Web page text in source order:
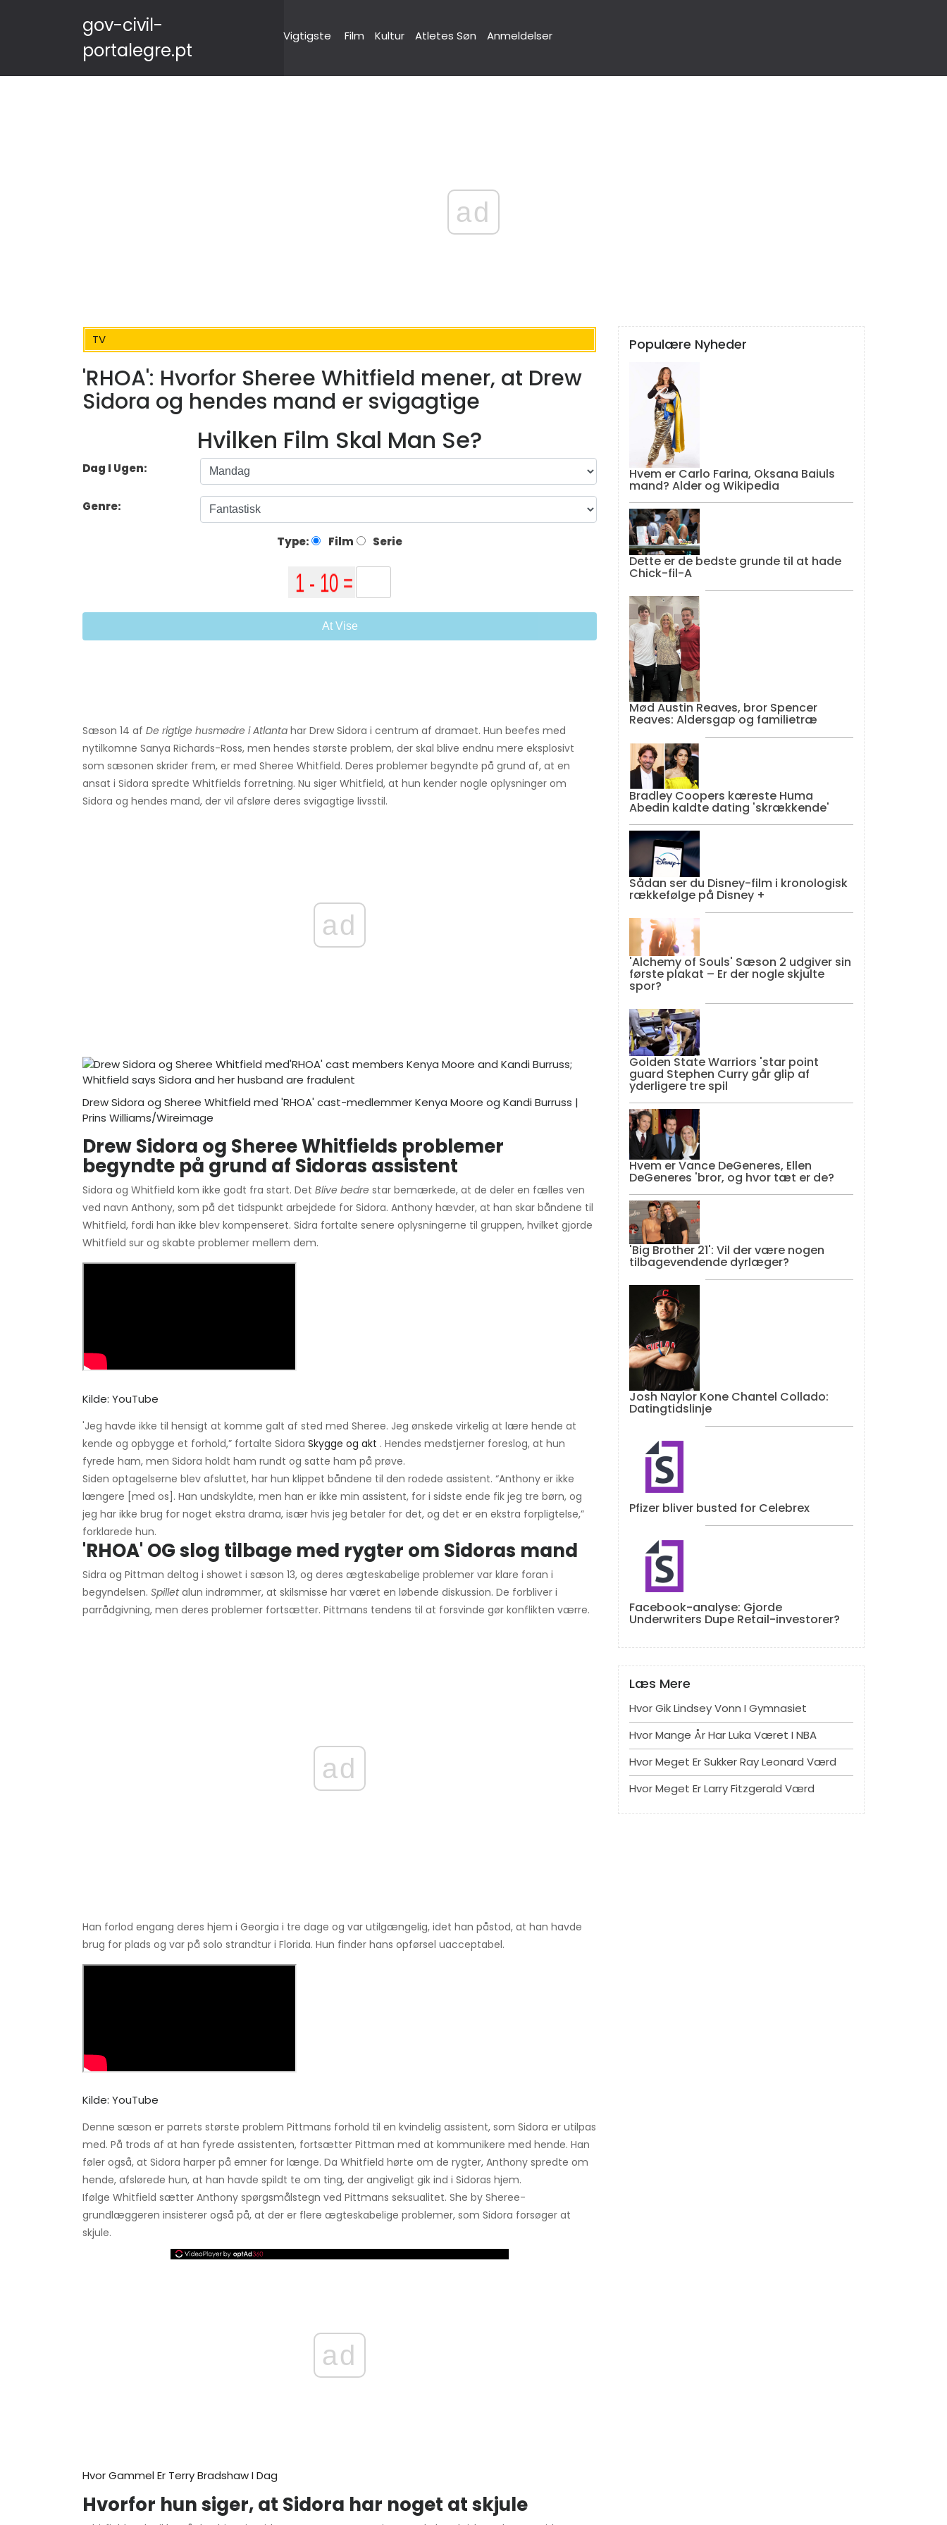
gov-civil-
portalegre.pt
Vigtigste Film Kultur Atletes Søn Anmeldelser
ad
TV
'RHOA': Hvorfor Sheree Whitfield mener, at Drew
Sidora og hendes mand er svigagtige
Hvilken Film Skal Man Se?
Dag I Ugen:
Genre:
Type: Film Serie
At Vise
Sæson 14 af De rigtige husmødre i Atlanta har Drew Sidora i centrum af dramaet. Hun beefes med
nytilkomne Sanya Richards-Ross, men hendes største problem, der skal blive endnu mere eksplosivt
som sæsonen skrider frem, er med Sheree Whitfield. Deres problemer begyndte på grund af, at en
ansat i Sidora spredte Whitfields forretning. Nu siger Whitfield, at hun kender nogle oplysninger om
Sidora og hendes mand, der vil afsløre deres svigagtige livsstil.
ad
Drew Sidora og Sheree Whitfield med 'RHOA' cast-medlemmer Kenya Moore og Kandi Burruss |
Prins Williams/Wireimage
Drew Sidora og Sheree Whitfields problemer
begyndte på grund af Sidoras assistent
Sidora og Whitfield kom ikke godt fra start. Det Blive bedre star bemærkede, at de deler en fælles ven
ved navn Anthony, som på det tidspunkt arbejdede for Sidora. Anthony hævder, at han skar båndene til
Whitfield, fordi han ikke blev kompenseret. Sidra fortalte senere oplysningerne til gruppen, hvilket gjorde
Whitfield sur og skabte problemer mellem dem.
Kilde: YouTube
'Jeg havde ikke til hensigt at komme galt af sted med Sheree. Jeg ønskede virkelig at lære hende at
kende og opbygge et forhold,” fortalte Sidora Skygge og akt . Hendes medstjerner foreslog, at hun
fyrede ham, men Sidora holdt ham rundt og satte ham på prøve.
Siden optagelserne blev afsluttet, har hun klippet båndene til den rodede assistent. “Anthony er ikke
længere [med os]. Han undskyldte, men han er ikke min assistent, for i sidste ende fik jeg tre børn, og
jeg har ikke brug for noget ekstra drama, især hvis jeg betaler for det, og det er en ekstra forpligtelse,”
forklarede hun.
'RHOA' OG slog tilbage med rygter om Sidoras mand
Sidra og Pittman deltog i showet i sæson 13, og deres ægteskabelige problemer var klare foran i
begyndelsen. Spilletalun indrømmer, at skilsmisse har været en løbende diskussion. De forbliver i
parrådgivning, men deres problemer fortsætter. Pittmans tendens til at forsvinde gør konflikten værre.
ad
Han forlod engang deres hjem i Georgia i tre dage og var utilgængelig, idet han påstod, at han havde
brug for plads og var på solo strandtur i Florida. Hun finder hans opførsel uacceptabel.
Kilde: YouTube
Denne sæson er parrets største problem Pittmans forhold til en kvindelig assistent, som Sidora er utilpas
med. På trods af at han fyrede assistenten, fortsætter Pittman med at kommunikere med hende. Han
føler også, at Sidora harper på emner for længe. Da Whitfield hørte om de rygter, Anthony spredte om
hende, afslørede hun, at han havde spildt te om ting, der angiveligt gik ind i Sidoras hjem.
Ifølge Whitfield sætter Anthony spørgsmålstegn ved Pittmans seksualitet. She by Sheree-
grundlæggeren insisterer også på, at der er flere ægteskabelige problemer, som Sidora forsøger at
skjule.
ad
Hvor Gammel Er Terry Bradshaw I Dag
Hvorfor hun siger, at Sidora har noget at skjule
Populære Nyheder
Hvem er Carlo Farina, Oksana Baiuls
mand? Alder og Wikipedia
Dette er de bedste grunde til at hade
Chick-fil-A
Mød Austin Reaves, bror Spencer
Reaves: Aldersgap og familietræ
Bradley Coopers kæreste Huma
Abedin kaldte dating 'skrækkende'
Sådan ser du Disney-film i kronologisk
rækkefølge på Disney +
'Alchemy of Souls' Sæson 2 udgiver sin
første plakat – Er der nogle skjulte
spor?
Golden State Warriors 'star point
guard Stephen Curry går glip af
yderligere tre spil
Hvem er Vance DeGeneres, Ellen
DeGeneres 'bror, og hvor tæt er de?
'Big Brother 21': Vil der være nogen
tilbagevendende dyrlæger?
Josh Naylor Kone Chantel Collado:
Datingtidslinje
Pfizer bliver busted for Celebrex
Facebook-analyse: Gjorde
Underwriters Dupe Retail-investorer?
Læs Mere
Hvor Gik Lindsey Vonn I Gymnasiet
Hvor Mange År Har Luka Været I NBA
Hvor Meget Er Sukker Ray Leonard Værd
Hvor Meget Er Larry Fitzgerald Værd